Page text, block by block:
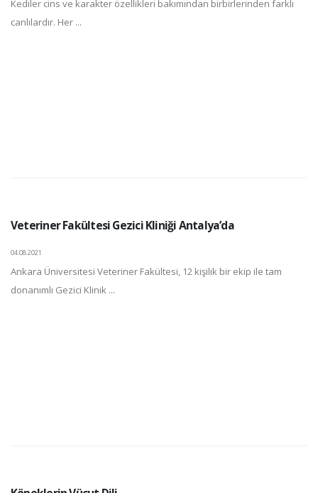
Kediler cins ve karakter özellikleri bakımından birbirlerinden farklı
canlılardır. Her ...
Veteriner Fakültesi Gezici Kliniği Antalya’da
04.08.2021
Ankara Üniversitesi Veteriner Fakültesi, 12 kişilik bir ekip ile tam
donanımlı Gezici Klinik ...